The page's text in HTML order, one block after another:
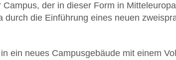
der in dieser Form in
die Einführung eines neuen
ein neues Campusgebäude mit einem